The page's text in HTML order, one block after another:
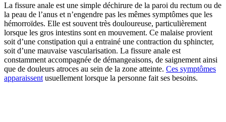
La fissure anale est une simple déchirure de la paroi du rectum ou de
la peau de l’anus et n’engendre pas les mêmes symptômes que les
hémorroïdes. Elle est souvent très douloureuse, particulièrement
lorsque les gros intestins sont en mouvement. Ce malaise provient
soit d’une constipation qui a entrainé une contraction du sphincter,
soit d’une mauvaise vascularisation. La fissure anale est
constamment accompagnée de démangeaisons, de saignement ainsi
que de douleurs atroces au sein de la zone atteinte. Ces symptômes
apparaissent usuellement lorsque la personne fait ses besoins.